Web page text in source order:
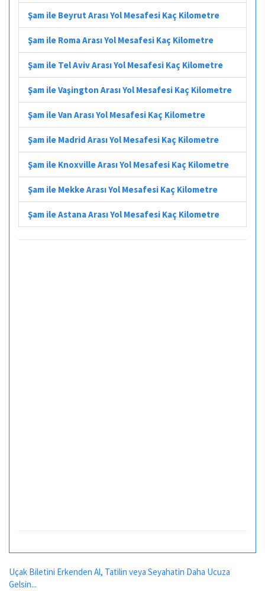
Şam ile Beyrut Arası Yol Mesafesi Kaç Kilometre
Şam ile Roma Arası Yol Mesafesi Kaç Kilometre
Şam ile Tel Aviv Arası Yol Mesafesi Kaç Kilometre
Şam ile Vaşington Arası Yol Mesafesi Kaç Kilometre
Şam ile Van Arası Yol Mesafesi Kaç Kilometre
Şam ile Madrid Arası Yol Mesafesi Kaç Kilometre
Şam ile Knoxville Arası Yol Mesafesi Kaç Kilometre
Şam ile Mekke Arası Yol Mesafesi Kaç Kilometre
Şam ile Astana Arası Yol Mesafesi Kaç Kilometre
Uçak Biletini Erkenden Al, Tatilin veya Seyahatin Daha Ucuza
Gelsin...